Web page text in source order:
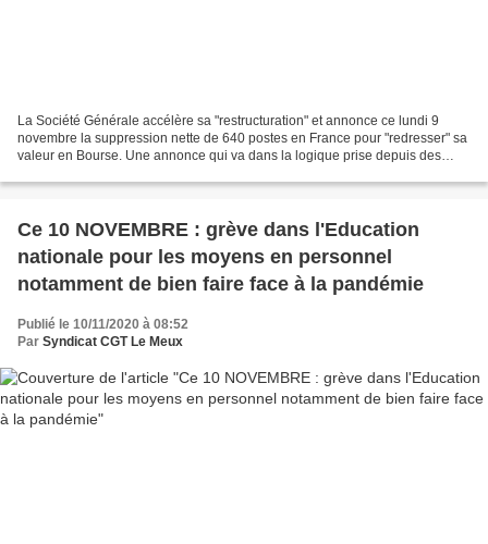
La Société Générale accélère sa "restructuration" et annonce ce lundi 9
novembre la suppression nette de 640 postes en France pour "redresser" sa
valeur en Bourse. Une annonce qui va dans la logique prise depuis des
Ce 10 NOVEMBRE : grève dans l'Education
nationale pour les moyens en personnel
notamment de bien faire face à la pandémie
Publié le 10/11/2020 à 08:52
Par Syndicat CGT Le Meux